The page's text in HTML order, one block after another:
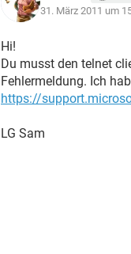
31. März 2011 um
Hi!
Du musst den telnet
Fehlermeldung. Ich
https://
LG Sam